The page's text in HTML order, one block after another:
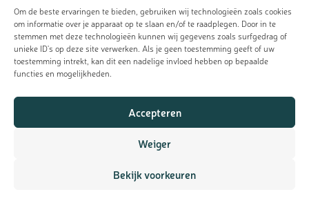
Om de beste ervaringen te bieden, gebruiken wij technologieën zoals cookies
om informatie over je apparaat op te slaan en/of te raadplegen. Door in te
stemmen met deze technologieën kunnen wij gegevens zoals surfgedrag of
unieke ID's op deze site verwerken. Als je geen toestemming geeft of uw
toestemming intrekt, kan dit een nadelige invloed hebben op bepaalde
functies en mogelijkheden.
Accepteren
Weiger
Bekijk voorkeuren
Meld je aan voor de nieuwsbrief
Ontvang de laatste updates, nieuws en aanbiedingen als eerst